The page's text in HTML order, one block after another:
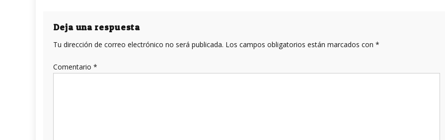
entradas
Deja una respuesta
Tu dirección de correo electrónico no será publicada. Los campos obligatorios están marcados con *
Comentario *